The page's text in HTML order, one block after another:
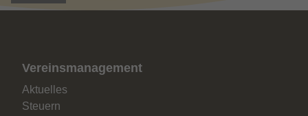
Vereinsmanagement
Aktuelles
Steuern